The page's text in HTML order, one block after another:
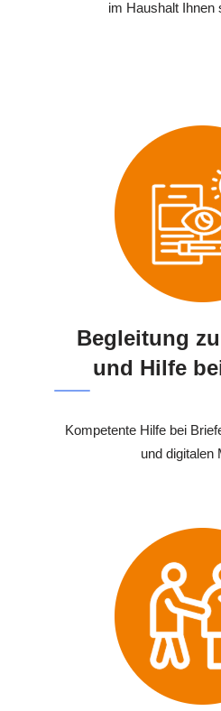
im Haushalt Ihnen
Begleitung
und Hilfe
Kompetente Hilfe bei
und digitalen